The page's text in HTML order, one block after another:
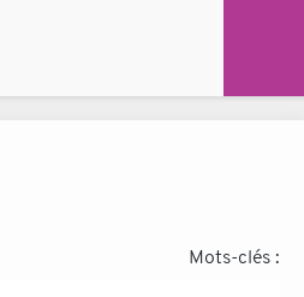
Mots-clés :